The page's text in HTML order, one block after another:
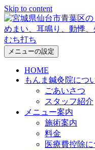
Skip to content
メニューの設定
HOME
もんま鍼灸院につ
ごあいさつ
スタッフ紹介
メニュー案内
施術案内
料金
医療費控除に